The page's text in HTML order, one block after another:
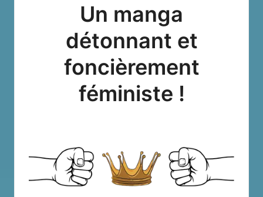
Un manga
détonnant et
foncièrement
féministe !